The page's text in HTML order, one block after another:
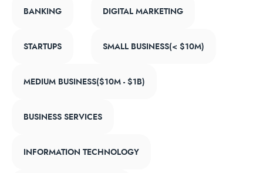
BANKING DIGITAL MARKETING
STARTUPS SMALL BUSINESS(< $10M)
MEDIUM BUSINESS($10M - $1B)
BUSINESS SERVICES
INFORMATION TECHNOLOGY